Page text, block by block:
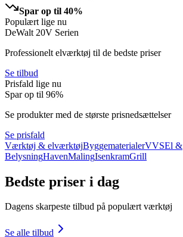
Spar op til 40%
Populært lige nu
DeWalt 20V Serien
Professionelt elværktøj til de bedste priser
Se tilbud
Prisfald lige nu
Spar op til 96%
Se produkter med de største prisnedsættelser
Se prisfald
Værktøj & elværktøjByggematerialerVVSEl &
BelysningHavenMalingIsenkramGrill
Bedste priser i dag
Dagens skarpeste tilbud på populært værktøj
Se alle tilbud